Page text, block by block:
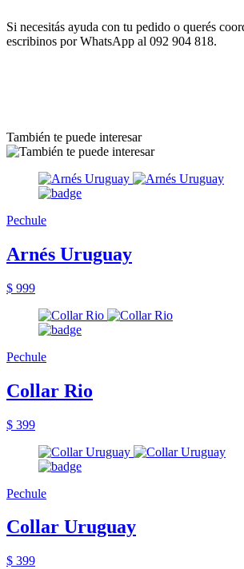
Si necesitás ayuda con tu pedido o querés
escribinos por WhatsApp al 092 904 818.
También te puede interesar
Pechule
Arnés Uruguay
$ 999
Pechule
Collar Rio
$ 399
Pechule
Collar Uruguay
$ 399